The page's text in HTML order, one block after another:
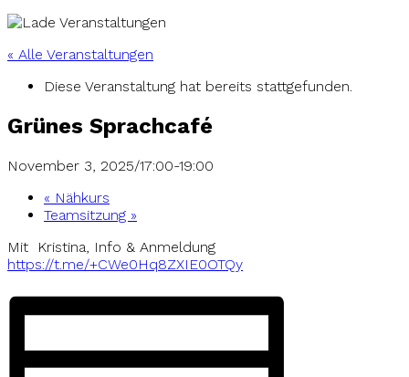
« Alle Veranstaltungen
Diese Veranstaltung hat bereits stattgefunden.
Grünes Sprachcafé
November 3, 2025/17:00-19:00
« Nähkurs
Teamsitzung »
Mit
Kristina, Info & Anmeldung
https://t.me/+CWe0Hq8ZXIE0OTQy